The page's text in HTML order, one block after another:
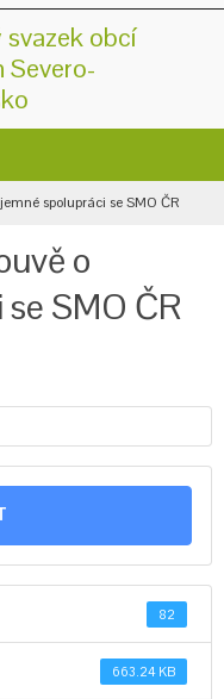
obcí
Severo-
spolupráci se SMO ČR
o
SMO ČR
82
663.24 KB